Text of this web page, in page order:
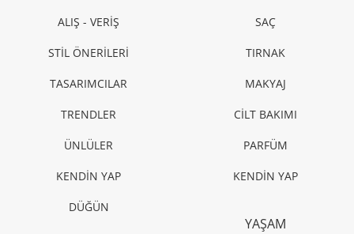
ALIŞ - VERİŞ
STİL ÖNERİLERİ
TASARIMCILAR
TRENDLER
ÜNLÜLER
KENDİN YAP
DÜĞÜN
SAÇ
TIRNAK
MAKYAJ
CİLT BAKIMI
PARFÜM
KENDİN YAP
YAŞAM